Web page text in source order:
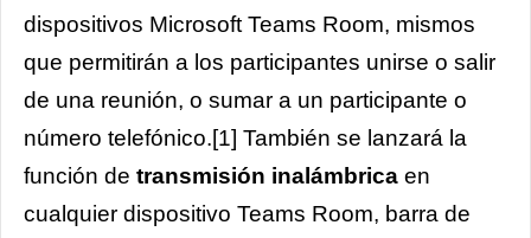
dispositivos Microsoft Teams Room, mismos
que permitirán a los participantes unirse o salir
de una reunión, o sumar a un participante o
número telefónico.[1] También se lanzará la
función de transmisión inalámbrica en
cualquier dispositivo Teams Room, barra de